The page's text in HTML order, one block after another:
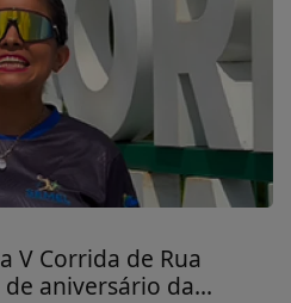
V Corrida de Rua
aniversário da...